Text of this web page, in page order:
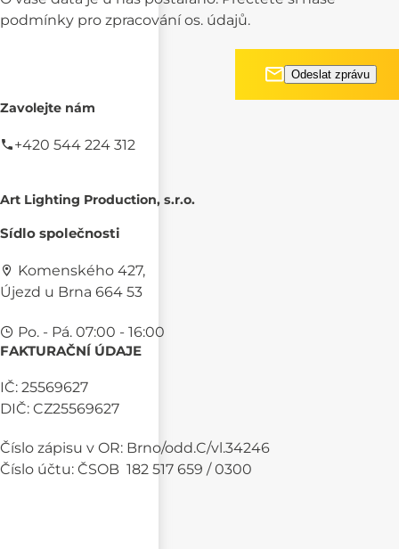
podmínky pro zpracování os. údajů.
Zavolejte nám
+420 544 224 312
Art Lighting Production, s.r.o.
Sídlo společnosti
Komenského 427,
Újezd u Brna 664 53
Po. - Pá. 07:00 - 16:00
FAKTURAČNÍ ÚDAJE
IČ: 25569627
DIČ: CZ25569627
Číslo zápisu v OR: Brno/odd.C/vl.34246
Číslo účtu: ČSOB 182 517 659 / 0300